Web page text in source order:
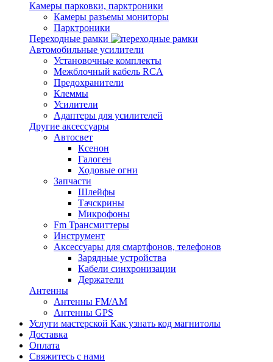
Камеры парковки, парктроники
Камеры разъемы мониторы
Парктроники
Переходные рамки
Автомобильные усилители
Установочные комплекты
Межблочный кабель RCA
Предохранители
Клеммы
Усилители
Адаптеры для усилителей
Другие аксессуары
Автосвет
Ксенон
Галоген
Ходовые огни
Запчасти
Шлейфы
Тачскрины
Микрофоны
Fm Трансмиттеры
Инструмент
Аксессуары для смартфонов, телефонов
Зарядные устройства
Кабели синхронизации
Держатели
Антенны
Антенны FM/AM
Антенны GPS
Услуги мастерской Как узнать код магнитолы
Доставка
Оплата
Свяжитесь с нами